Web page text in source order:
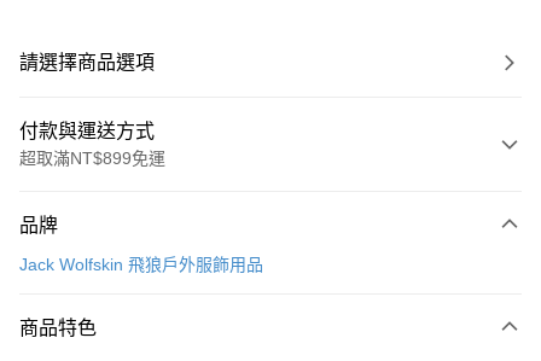
請選擇商品選項
付款與運送方式
超取滿NT$899免運
信用卡一次付款
Apple Pay
品牌
Jack Wolfskin 飛狼戶外服飾用品
商品特色